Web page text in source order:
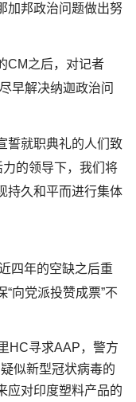
加邦政治问题做出努
CM之后，对记者
早解决纳迦政治问
誓就职典礼的人们致
力的领导下，我们将
持久和平而进行集体
四年的空缺之后重
向党派投赞成票”不
HC寻求AAP，警方
似新型冠状病毒的
应对印度塑料产品的